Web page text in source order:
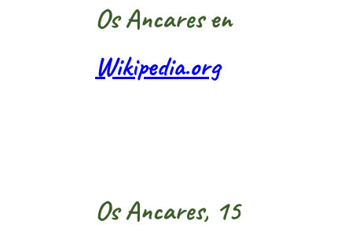
Os Ancares en
Wikipedia.org
Os Ancares, 15